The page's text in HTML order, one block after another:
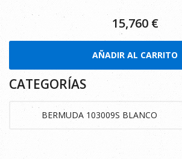
15,760 €
AÑADIR AL CARRITO
CATEGORÍAS